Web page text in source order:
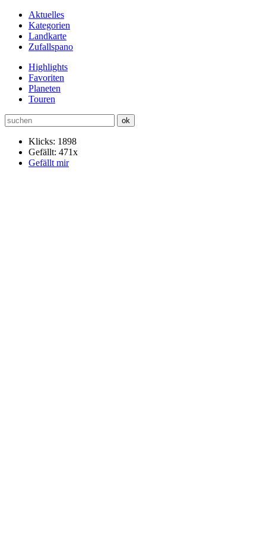
Aktuelles
Kategorien
Landkarte
Zufallspano
Highlights
Favoriten
Planeten
Touren
Klicks: 1898
Gefällt: 471x
Gefällt mir